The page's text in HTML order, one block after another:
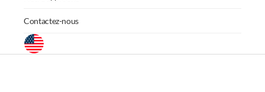
Contactez-nous